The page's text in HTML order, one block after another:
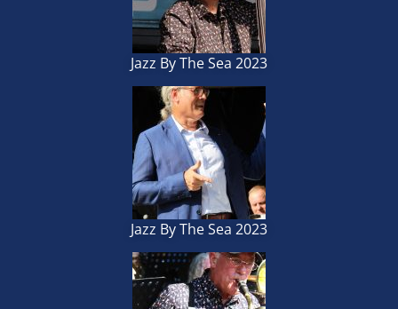
Jazz By The Sea 2023
Jazz By The Sea 2023